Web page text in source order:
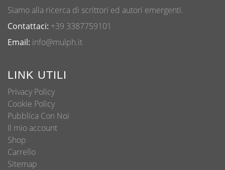
Siamo alla ricerca di scrittori ed autori emergenti.
Contattaci: +39 3387759101
Email: info@mulph.it
LINK UTILI
Privacy Policy
Cookie Policy
Pubblica Con Noi
Il mio account
Shop
Carrello
Sitemap